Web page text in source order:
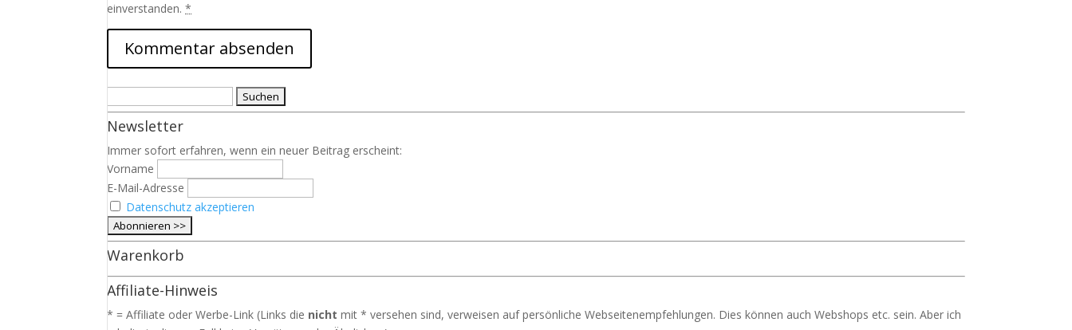
einverstanden.*
nach:
Newsletter
Immer sofort erfahren, wenn ein neuer Beitrag erscheint:
Vorname
E-Mail-Adresse
Datenschutz akzeptieren
Warenkorb
Affiliate-Hinweis
* = Affiliate oder Werbe-Link (Links die nichtmit * versehen sind, verweisen auf persönliche Webseitenempfehlungen. Dies können auch Webshops etc. sein. Aber ich